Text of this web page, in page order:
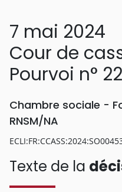
7 mai 2024
Cour de
Pourvoi n°
Chambre sociale -
RNSM/NA
Texte de la